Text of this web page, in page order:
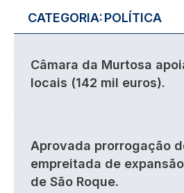
CATEGORIA:POLÍTICA
Câmara da Murtosa
locais (142 mil euros).
Aprovada prorrogação
empreitada de
de São Roque.